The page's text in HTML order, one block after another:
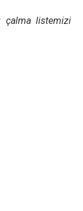
çalma listemizi